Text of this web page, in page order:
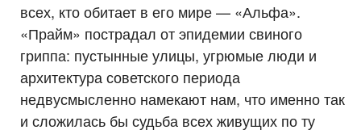
всех, кто обитает в его мире — «Альфа».
«Прайм» пострадал от эпидемии свиного
гриппа: пустынные улицы, угрюмые люди и
архитектура советского периода
недвусмысленно намекают нам, что именно так
и сложилась бы судьба всех живущих по ту